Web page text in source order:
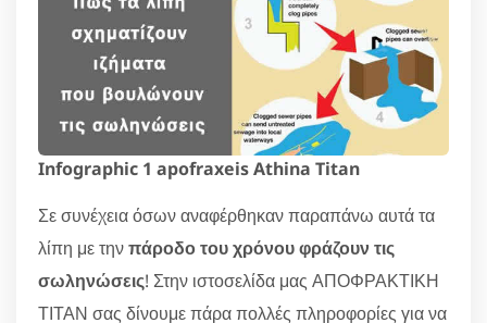
Infographic 1 apofraxeis Athina Titan
Σε συνέχεια όσων αναφέρθηκαν παραπάνω αυτά τα
λίπη με τηνπάροδο του χρόνου φράζουν τις
σωληνώσεις! Στην ιστοσελίδα μας ΑΠΟΦΡΑΚΤΙΚΗ
ΤΙΤΑΝ σας δίνουμε πάρα πολλές πληροφορίες για να